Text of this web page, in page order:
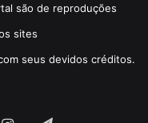
são de reproduções
sites
seus devidos créditos.